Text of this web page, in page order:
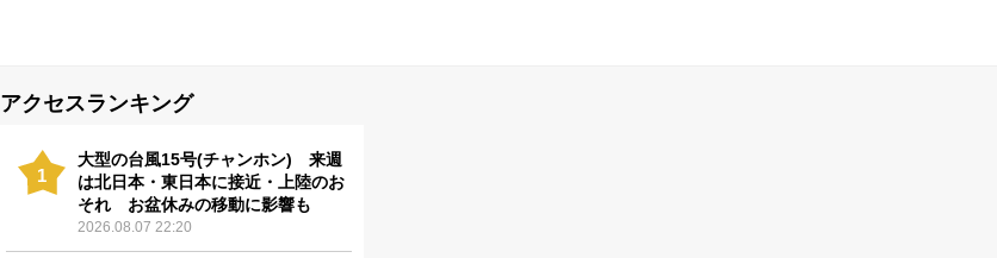
アクセスランキング
1
大型の台風15号(チャンホン) 来週
は北日本・東日本に接近・上陸のお
それ お盆休みの移動に影響も
2026.08.07 22:20